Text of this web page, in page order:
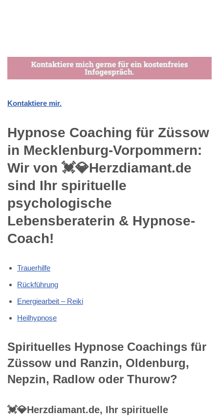
Kontaktiere mir.
Hypnose Coaching für Züssow
in Mecklenburg-Vorpommern:
Wir von 💓️💎Herzdiamant.de
sind Ihr spirituelle
psychologische
Lebensberaterin & Hypnose-
Coach!
Trauerhilfe
Rückführung
Energiearbeit – Reiki
Heilhypnose
Spirituelles Hypnose Coachings für
Züssow und Ranzin, Oldenburg,
Nepzin, Radlow oder Thurow?
💓️💎Herzdiamant.de, Ihr spirituelle